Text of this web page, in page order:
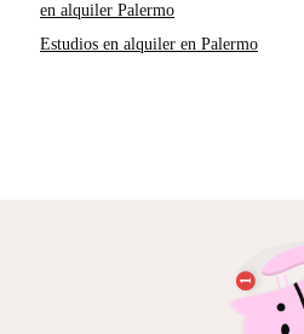
en alquiler Palermo
Estudios en alquiler en Palermo